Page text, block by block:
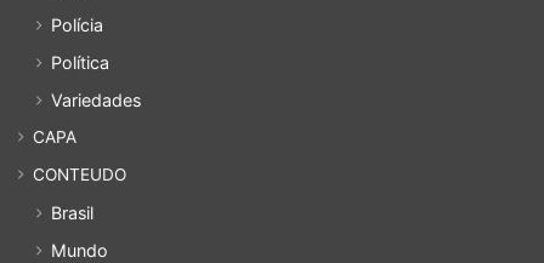
Polícia
Política
Variedades
CAPA
CONTEUDO
Brasil
Mundo